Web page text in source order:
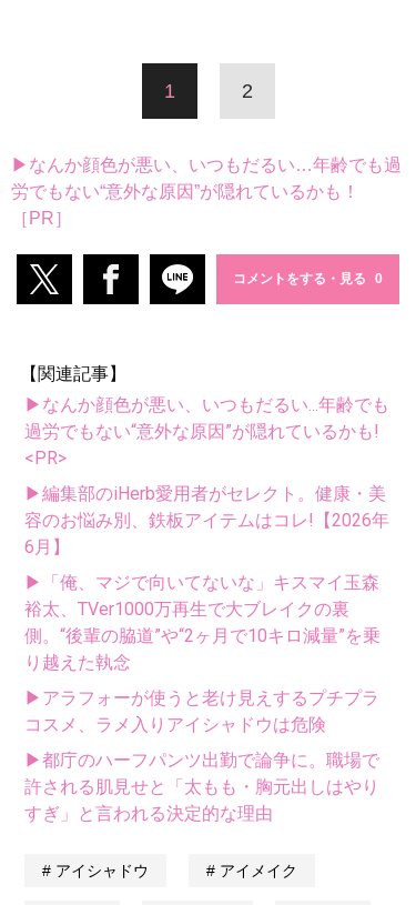
1 2
▶なんか顔色が悪い、いつもだるい…年齢でも過
労でもない“意外な原因”が隠れているかも！
［PR］
コメントをする・見る
【関連記事】
▶なんか顔色が悪い、いつもだるい...年齢でも
過労でもない“意外な原因”が隠れているかも!
<PR>
▶編集部のiHerb愛用者がセレクト。健康・美
容のお悩み別、鉄板アイテムはコレ!【2026年
6月】
▶「俺、マジで向いてないな」キスマイ玉森
裕太、TVer1000万再生で大ブレイクの裏
側。“後輩の脇道”や“2ヶ月で10キロ減量”を乗
り越えた執念
▶アラフォーが使うと老け見えするプチプラ
コスメ、ラメ入りアイシャドウは危険
▶都庁のハーフパンツ出勤で論争に。職場で
許される肌見せと「太もも・胸元出しはやり
すぎ」と言われる決定的な理由
アイシャドウ アイメイク